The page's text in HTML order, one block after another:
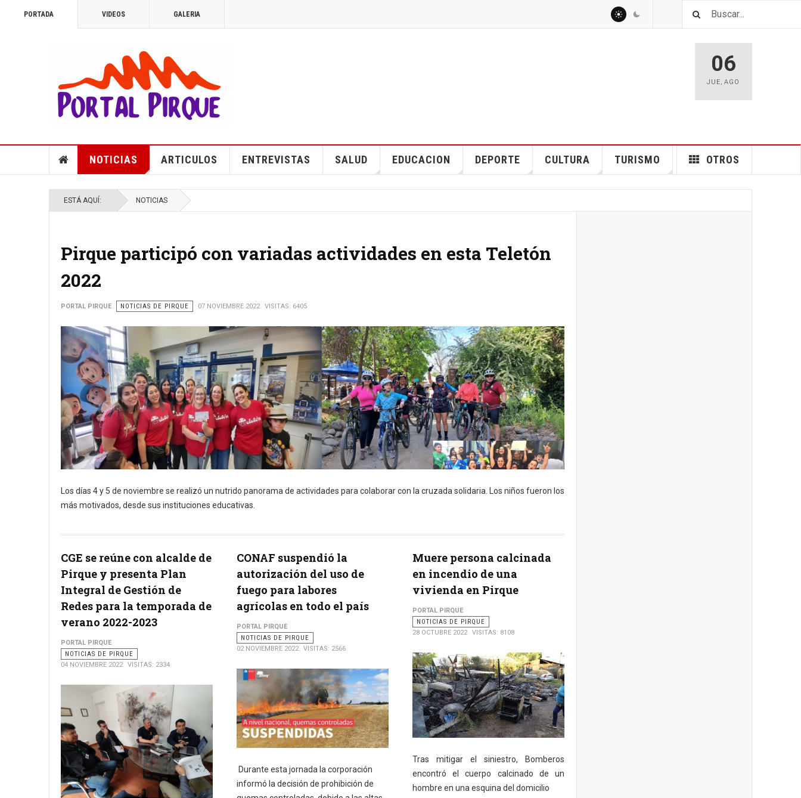
PORTADA VIDEOS GALERIA
06
JUE,AGO
NOTICIAS ARTICULOS ENTREVISTAS SALUD EDUCACION DEPORTE CULTURA TURISMO OTROS
ESTÁ AQUÍ: NOTICIAS
Pirque participó con variadas actividades en esta Teletón
2022
PORTAL PIRQUE NOTICIAS DE PIRQUE 07 NOVIEMBRE 2022 VISITAS: 6405
Los días 4 y 5 de noviembre se realizó un nutrido panorama de actividades para colaborar con la cruzada solidaria. Los niños fueron los
más motivados, desde sus instituciones educativas.
CGE se reúne con alcalde de
Pirque y presenta Plan
Integral de Gestión de
Redes para la temporada de
verano 2022-2023
PORTAL PIRQUE
NOTICIAS DE PIRQUE
04 NOVIEMBRE 2022
VISITAS: 2334
CONAF suspendió la
autorización del uso de
fuego para labores
agrícolas en todo el país
PORTAL PIRQUE
NOTICIAS DE PIRQUE
02 NOVIEMBRE 2022
VISITAS: 2566
Durante esta jornada la corporación
informó la decisión de prohibición de
Muere persona calcinada
en incendio de una
vivienda en Pirque
PORTAL PIRQUE
NOTICIAS DE PIRQUE
28 OCTUBRE 2022
VISITAS: 8108
Tras mitigar el siniestro, Bomberos
encontró el cuerpo calcinado de un
hombre en una esquina del domicilio